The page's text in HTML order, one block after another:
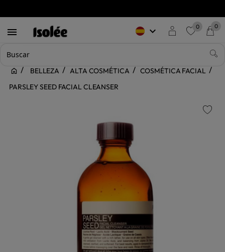
 keyboard_arrow_down 0 0
BELLEZA ALTA COSMÉTICA
COSMÉTICA FACIAL
PARSLEY SEED FACIAL CLEANSER